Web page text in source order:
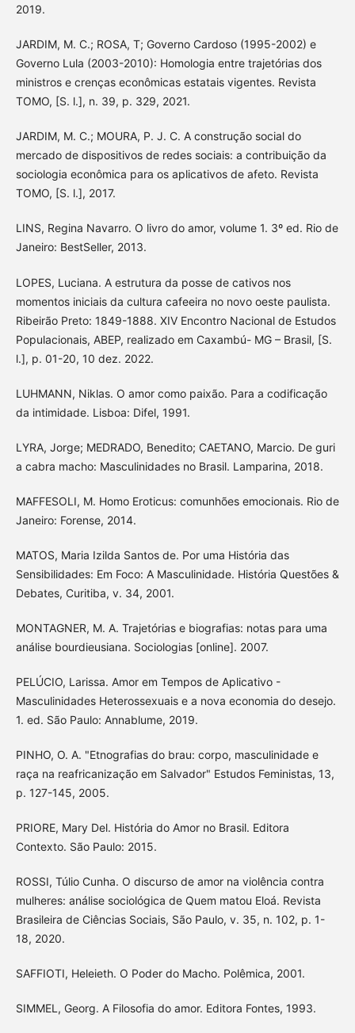
2019.
JARDIM, M. C.; ROSA, T; Governo Cardoso (1995-2002) e
Governo Lula (2003-2010): Homologia entre trajetórias dos
ministros e crenças econômicas estatais vigentes. Revista
TOMO, [S. l.], n. 39, p. 329, 2021.
JARDIM, M. C.; MOURA, P. J. C. A construção social do
mercado de dispositivos de redes sociais: a contribuição da
sociologia econômica para os aplicativos de afeto. Revista
TOMO, [S. l.], 2017.
LINS, Regina Navarro. O livro do amor, volume 1. 3º ed. Rio de
Janeiro: BestSeller, 2013.
LOPES, Luciana. A estrutura da posse de cativos nos
momentos iniciais da cultura cafeeira no novo oeste paulista.
Ribeirão Preto: 1849-1888. XIV Encontro Nacional de Estudos
Populacionais, ABEP, realizado em Caxambú- MG – Brasil, [S.
l.], p. 01-20, 10 dez. 2022.
LUHMANN, Niklas. O amor como paixão. Para a codificação
da intimidade. Lisboa: Difel, 1991.
LYRA, Jorge; MEDRADO, Benedito; CAETANO, Marcio. De guri
a cabra macho: Masculinidades no Brasil. Lamparina, 2018.
MAFFESOLI, M. Homo Eroticus: comunhões emocionais. Rio de
Janeiro: Forense, 2014.
MATOS, Maria Izilda Santos de. Por uma História das
Sensibilidades: Em Foco: A Masculinidade. História Questões &
Debates, Curitiba, v. 34, 2001.
MONTAGNER, M. A. Trajetórias e biografias: notas para uma
análise bourdieusiana. Sociologias [online]. 2007.
PELÚCIO, Larissa. Amor em Tempos de Aplicativo -
Masculinidades Heterossexuais e a nova economia do desejo.
1. ed. São Paulo: Annablume, 2019.
PINHO, O. A. "Etnografias do brau: corpo, masculinidade e
raça na reafricanização em Salvador" Estudos Feministas, 13,
p. 127-145, 2005.
PRIORE, Mary Del. História do Amor no Brasil. Editora
Contexto. São Paulo: 2015.
ROSSI, Túlio Cunha. O discurso de amor na violência contra
mulheres: análise sociológica de Quem matou Eloá. Revista
Brasileira de Ciências Sociais, São Paulo, v. 35, n. 102, p. 1-
18, 2020.
SAFFIOTI, Heleieth. O Poder do Macho. Polêmica, 2001.
SIMMEL, Georg. A Filosofia do amor. Editora Fontes, 1993.